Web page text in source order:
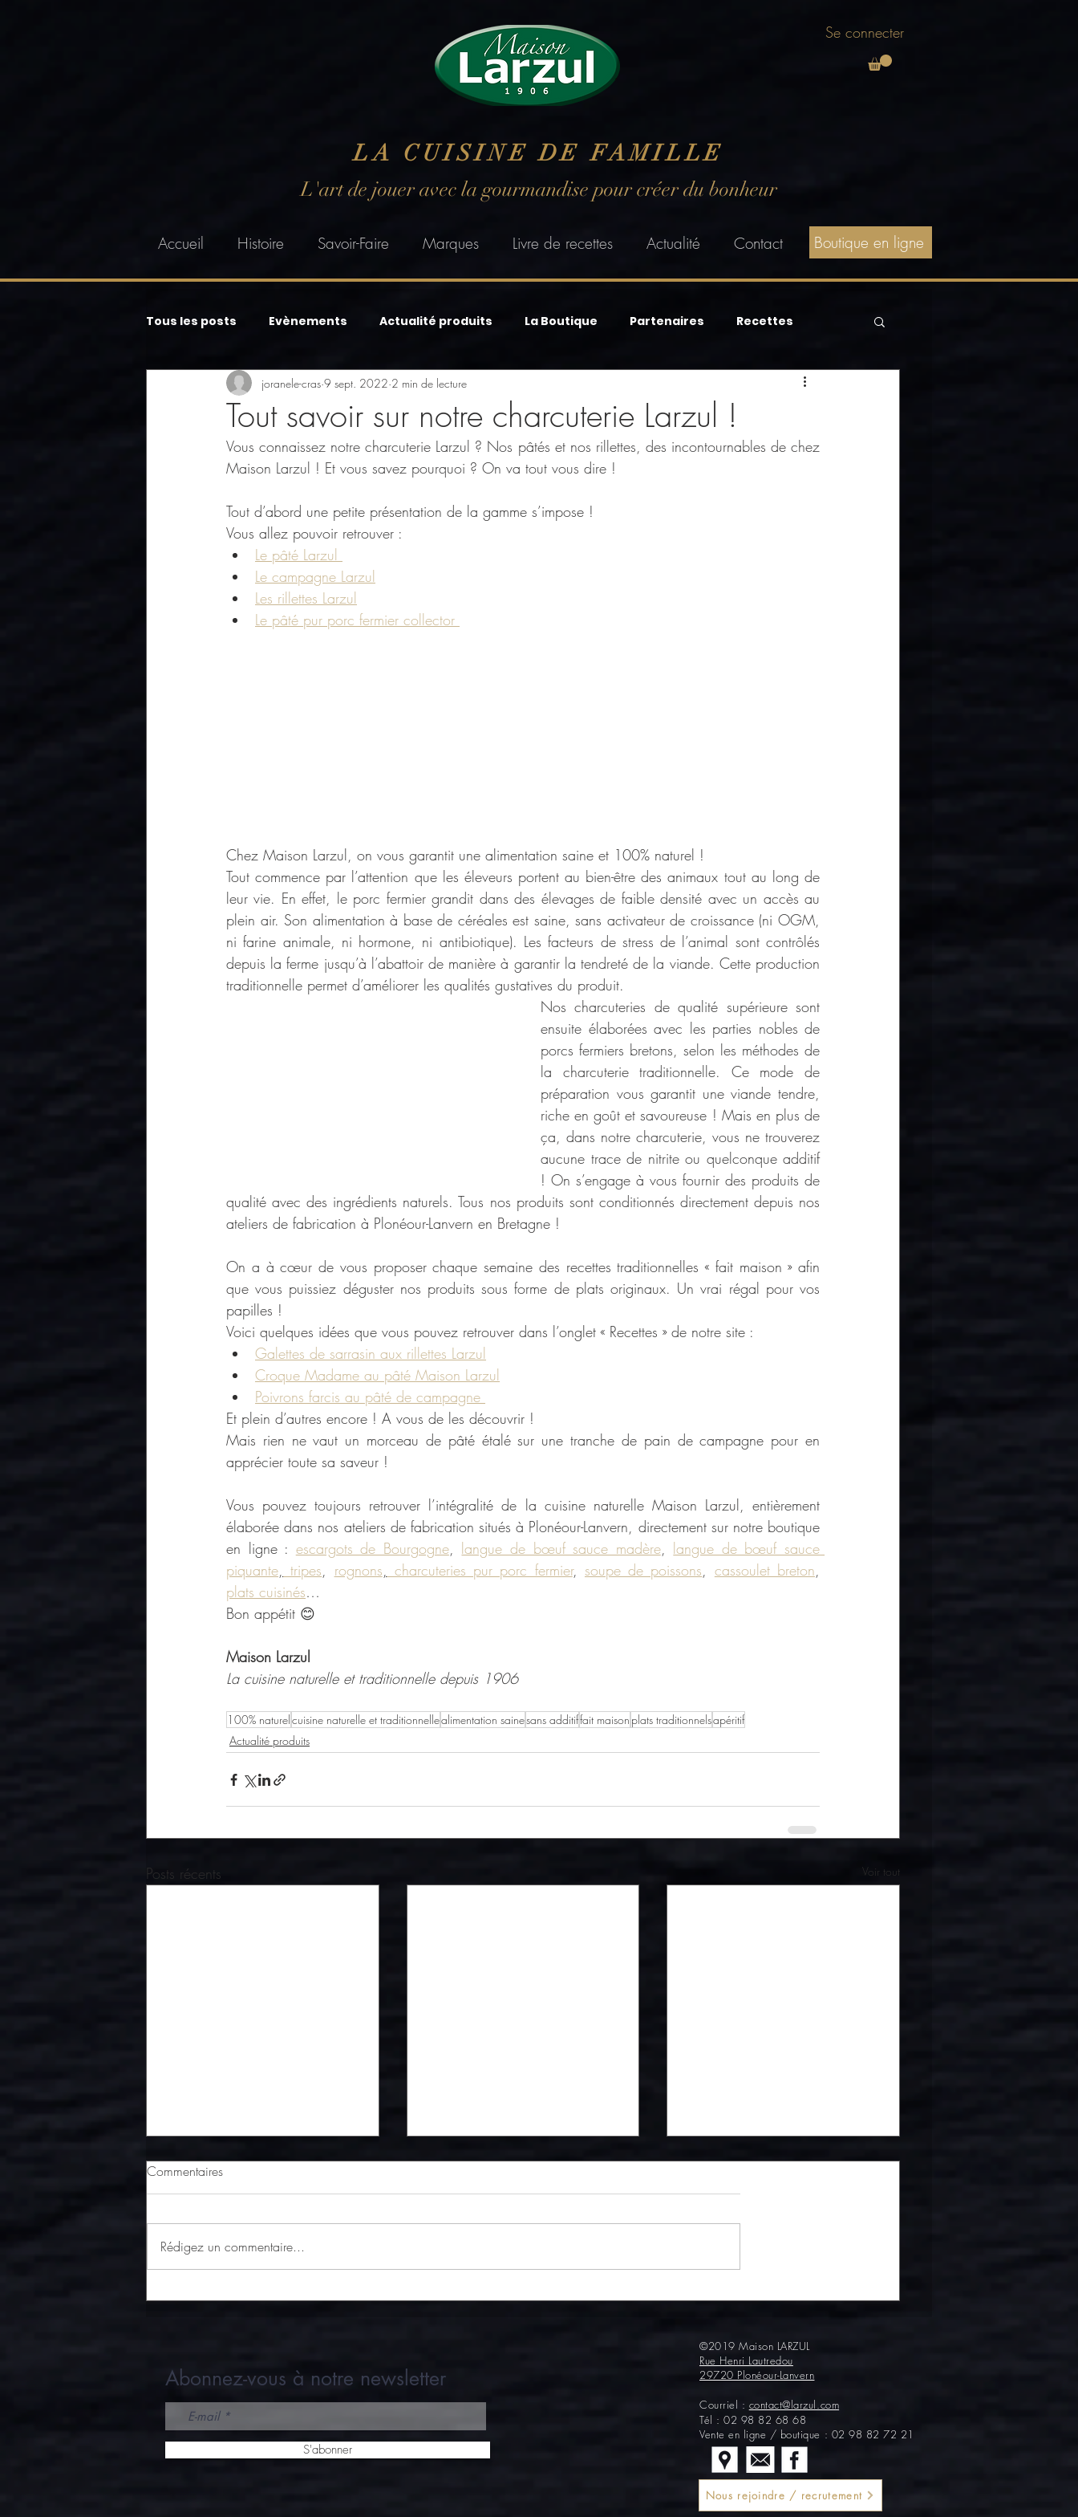
Se connecter
LA CUISINE DE FAMILLE
L'art de jouer avec la gourmandise pour créer du bonheur
Accueil Histoire Savoir-Faire Marques Livre de recettes Actualité Contact Boutique en ligne
Tous les posts Evènements Actualité produits La Boutique Partenaires Recettes
Tout savoir sur notre charcuterie Larzul !
joranele-cras 9 sept. 2022 2 min de lecture
Vous connaissez notre charcuterie Larzul ? Nos pâtés et nos rillettes, des incontournables de chez
Maison Larzul ! Et vous savez pourquoi ? On va tout vous dire !
Tout d’abord une petite présentation de la gamme s’impose !
Vous allez pouvoir retrouver :
Le pâté Larzul
Le campagne Larzul
Les rillettes Larzul
Le pâté pur porc fermier collector
Chez Maison Larzul, on vous garantit une alimentation saine et 100% naturel !
Tout commence par l’attention que les éleveurs portent au bien-être des animaux tout au long de
leur vie. En effet, le porc fermier grandit dans des élevages de faible densité avec un accès au
plein air. Son alimentation à base de céréales est saine, sans activateur de croissance (ni OGM,
ni farine animale, ni hormone, ni antibiotique). Les facteurs de stress de l’animal sont contrôlés
depuis la ferme jusqu’à l’abattoir de manière à garantir la tendreté de la viande. Cette production
traditionnelle permet d’améliorer les qualités gustatives du produit.
Nos charcuteries de qualité supérieure sont
ensuite élaborées avec les parties nobles de
porcs fermiers bretons, selon les méthodes de
la charcuterie traditionnelle. Ce mode de
préparation vous garantit une viande tendre,
riche en goût et savoureuse ! Mais en plus de
ça, dans notre charcuterie, vous ne trouverez
aucune trace de nitrite ou quelconque additif
! On s’engage à vous fournir des produits de
qualité avec des ingrédients naturels. Tous nos produits sont conditionnés directement depuis nos
ateliers de fabrication à Plonéour-Lanvern en Bretagne !
On a à cœur de vous proposer chaque semaine des recettes traditionnelles « fait maison » afin
que vous puissiez déguster nos produits sous forme de plats originaux. Un vrai régal pour vos
papilles !
Voici quelques idées que vous pouvez retrouver dans l’onglet « Recettes » de notre site :
Galettes de sarrasin aux rillettes Larzul
Croque Madame au pâté Maison Larzul
Poivrons farcis au pâté de campagne
Et plein d’autres encore ! A vous de les découvrir !
Mais rien ne vaut un morceau de pâté étalé sur une tranche de pain de campagne pour en
apprécier toute sa saveur !
Vous pouvez toujours retrouver l’intégralité de la cuisine naturelle Maison Larzul, entièrement
élaborée dans nos ateliers de fabrication situés à Plonéour-Lanvern, directement sur notre boutique
en ligne : escargots de Bourgogne, langue de bœuf sauce madère,
langue de bœuf sauce
piquante, tripes, rognons, charcuteries pur porc fermier, soupe de poissons, cassoulet breton
plats cuisinés…
Bon appétit 😊
Maison Larzul
La cuisine naturelle et traditionnelle depuis 1906
100% naturel cuisine naturelle et traditionnellealimentation sainesans additiffait maison plats traditionnelsapéritif
Actualité produits
Posts récents Voir tout
Commentaires
Rédigez un commentaire...
Abonnez-vous à notre newsletter
S'abonner
©2019 Maison LARZUL
Rue Henri Lautredou
29720 Plonéour-Lanvern
Courriel : contact@larzul.com
Tél :02 98 82 68 68
Vente en ligne / boutique : 02 98 82 72 21
Nous rejoindre / recrutement